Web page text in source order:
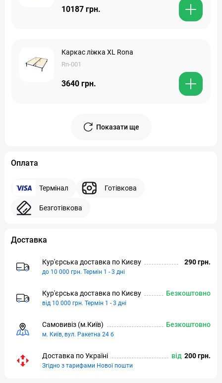
10187 грн.
Каркас ліжка XL Rona
Rn-001
3640 грн.
Показати ще
Оплата
Термінал Готівкова
Безготівкова
Доставка
Кур'єрська доставка по Києву
до 10 000 грн. Термін 1 - 3 дні
290 грн.
Кур'єрська доставка по Києву
від 10 000 грн. Термін 1 - 3 дні
Безкоштовно
Самовивіз (м.Київ)
м. Київ, вул. Ракетна 24 б
Безкоштовно
Доставка по Україні
Згідно з тарифами Нової пошти
від 200 грн.